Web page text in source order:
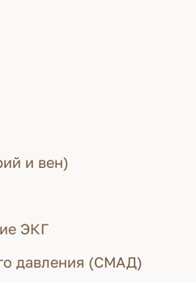
и вен)
ЭКГ
давления (СМАД)